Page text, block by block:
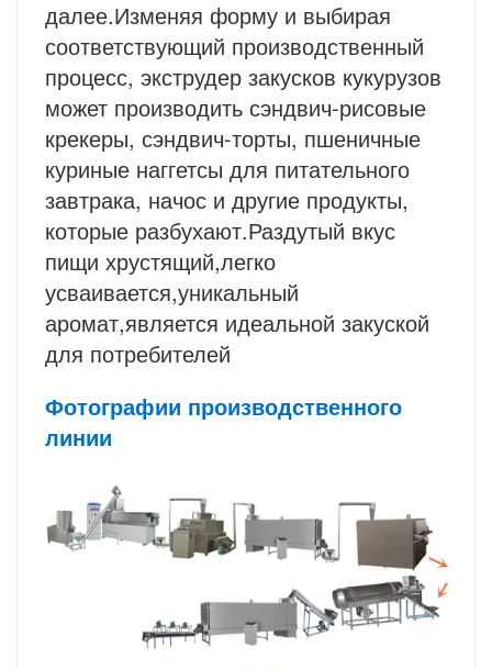
далее.Изменяя форму и выбирая
соответствующий производственный
процесс, экструдер закусков кукурузов
может производить сэндвич-рисовые
крекеры, сэндвич-торты, пшеничные
куриные наггетсы для питательного
завтрака, начос и другие продукты,
которые разбухают.Раздутый вкус
пищи хрустящий,легко
усваивается,уникальный
аромат,является идеальной закуской
для потребителей
Фотографии производственного
линии